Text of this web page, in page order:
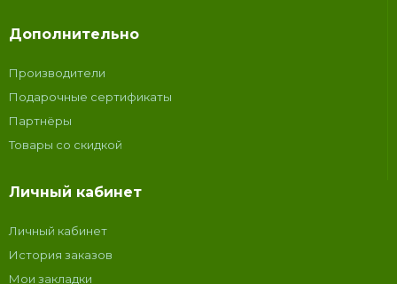
Дополнительно
Производители
Подарочные сертификаты
Партнёры
Товары со скидкой
Личный кабинет
Личный кабинет
История заказов
Мои закладки